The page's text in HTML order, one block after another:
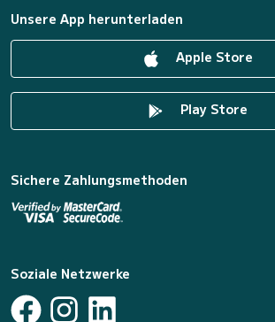
Unsere App herunterladen
Apple Store
Play Store
Sichere Zahlungsmethoden
Soziale Netzwerke